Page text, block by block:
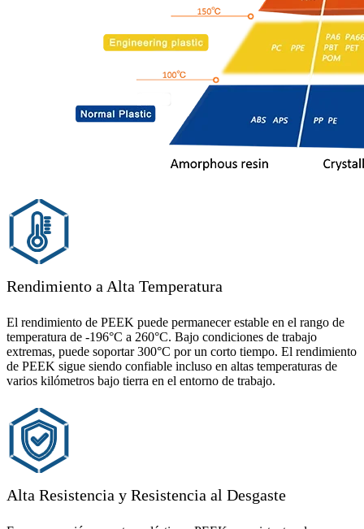
Rendimiento a Alta Temperatura
El rendimiento de PEEK puede permanecer estable en el rango de
temperatura de -196°C a 260°C. Bajo condiciones de trabajo
extremas, puede soportar 300°C por un corto tiempo. El rendimiento
de PEEK sigue siendo confiable incluso en altas temperaturas de
varios kilómetros bajo tierra en el entorno de trabajo.
Alta Resistencia y Resistencia al Desgaste